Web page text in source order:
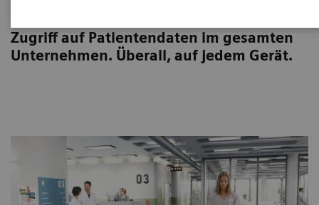
Zugriff auf Patientendaten im gesamten
Unternehmen. Überall, auf jedem Gerät.